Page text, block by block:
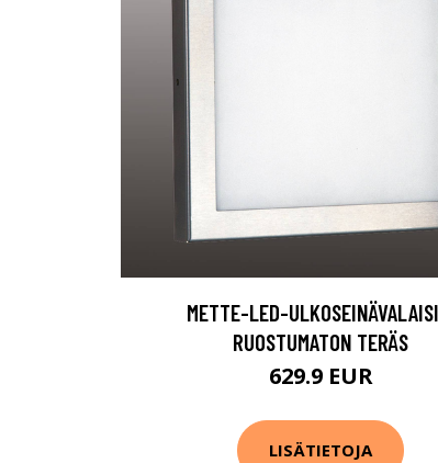
METTE-LED-
RUOSTUMATON TERÄS
629.9 EUR
LISÄTIETOJA